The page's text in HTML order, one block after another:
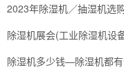
除湿机展会(工业除湿机设
除湿机多少钱—除湿机都